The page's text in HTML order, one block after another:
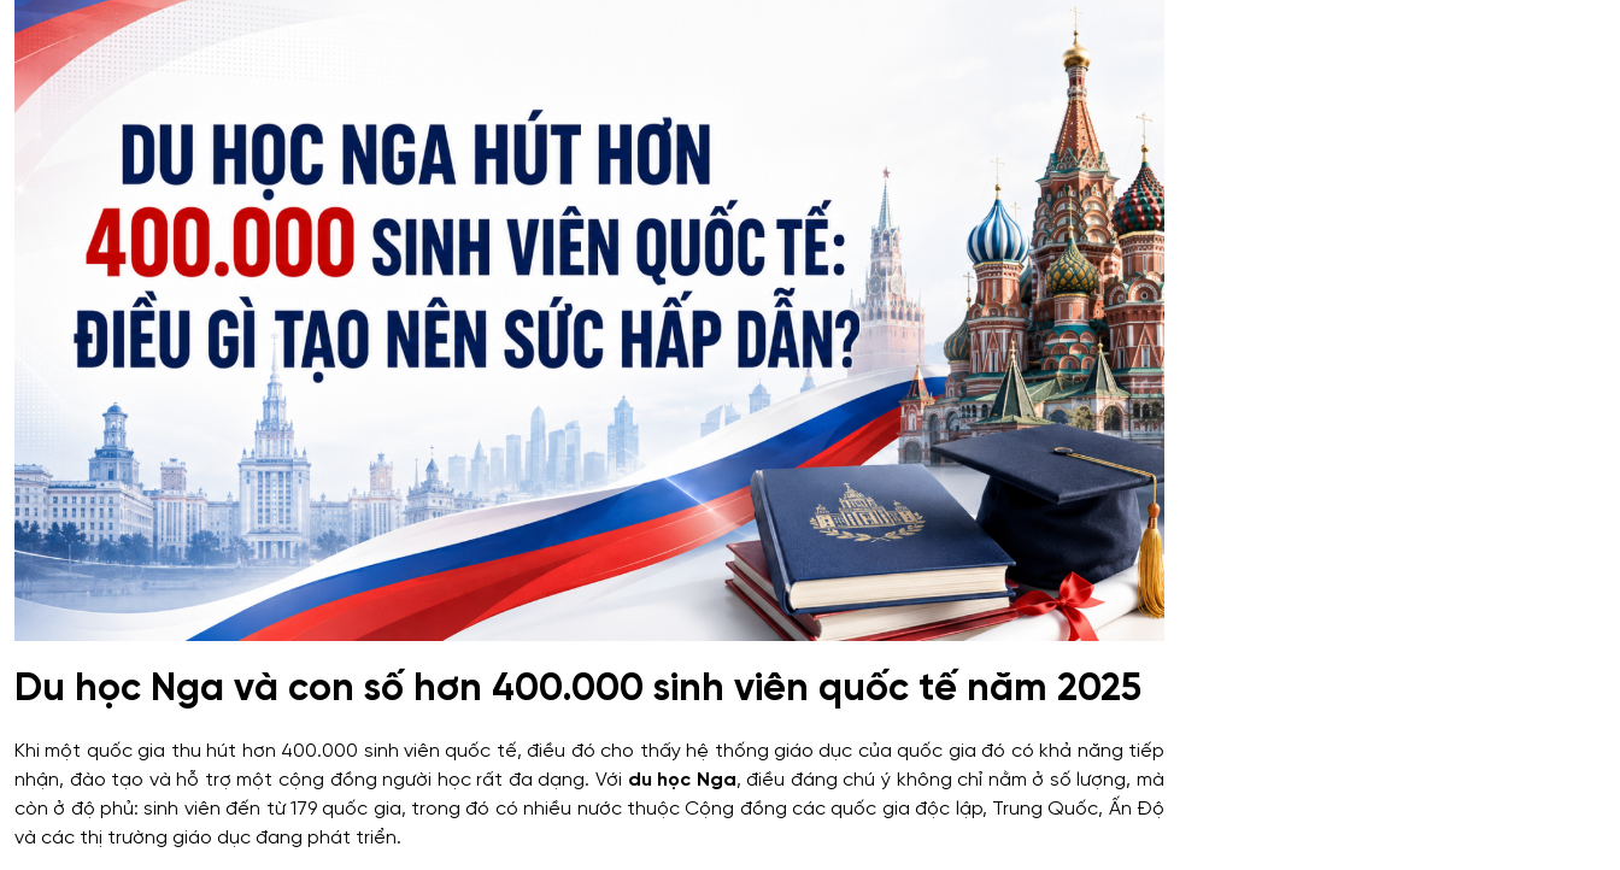
Du học Nga và con số hơn 400.000 sinh viên quốc tế năm 2025
Khi một quốc gia thu hút hơn 400.000 sinh viên quốc tế, điều đó cho thấy hệ thống giáo dục của quốc gia đó có khả năng tiếp
nhận, đào tạo và hỗ trợ một cộng đồng người học rất đa dạng. Với du học Nga, điều đáng chú ý không chỉ nằm ở số lượng, mà
còn ở độ phủ: sinh viên đến từ 179 quốc gia, trong đó có nhiều nước thuộc Cộng đồng các quốc gia độc lập, Trung Quốc, Ấn Độ
và các thị trường giáo dục đang phát triển.